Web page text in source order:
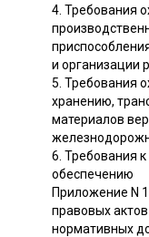
4. Требования
и организации
5. Требования
хранению,
материалов
6. Требования
обеспечению
Приложение N
правовых
нормативных